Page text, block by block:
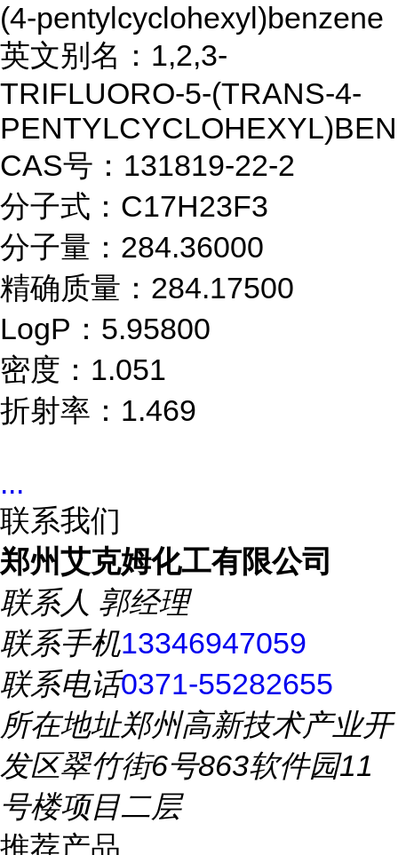
(4-pentylcyclohexyl)benzene
英文别名：1,2,3-
TRIFLUORO-5-(TRANS-4-
CAS号：131819-22-2
分子式：C17H23F3
分子量：284.36000
精确质量：284.17500
LogP：5.95800
密度：1.051
折射率：1.469
...
联系我们
郑州艾克姆化工有限公司
联系人 郭经理
联系手机13346947059
联系电话0371-55282655
所在地址郑州高新技术产业开
发区翠竹街6号863软件园11
号楼项目二层
推荐产品